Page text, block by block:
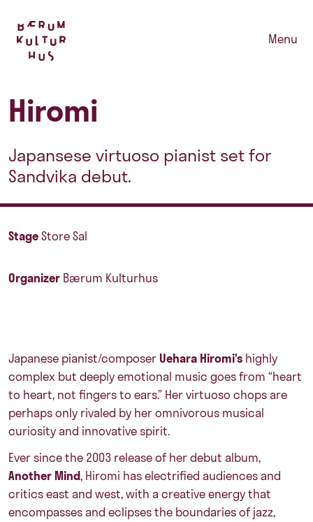
Menu
Hiromi
Japansese virtuoso pianist set for
Sandvika debut.
StageStore Sal
Organizer Bærum Kulturhus
Japanese pianist/composer Uehara Hiromi’s highly
complex but deeply emotional music goes from “heart
to heart, not fingers to ears.” Her virtuoso chops are
perhaps only rivaled by her omnivorous musical
curiosity and innovative spirit.
Ever since the 2003 release of her debut album,
Another Mind, Hiromi has electrified audiences and
critics east and west, with a creative energy that
encompasses and eclipses the boundaries of jazz,